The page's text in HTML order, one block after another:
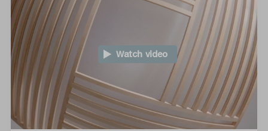
Watch video